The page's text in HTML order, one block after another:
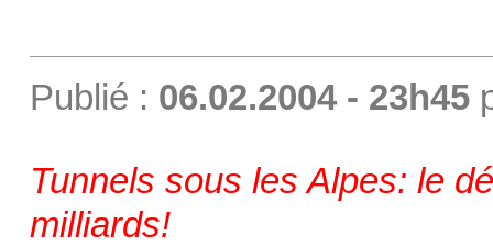
Publié : 06.02.2004 - 23h45
Tunnels sous les Alpes: le
milliards!